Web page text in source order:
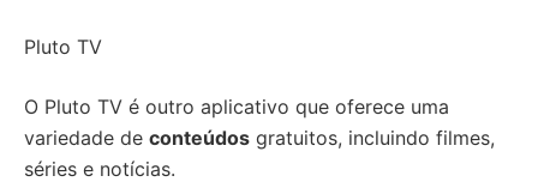
Pluto TV
O Pluto TV é outro aplicativo que oferece uma
variedade de conteúdos gratuitos, incluindo filmes,
séries e notícias.